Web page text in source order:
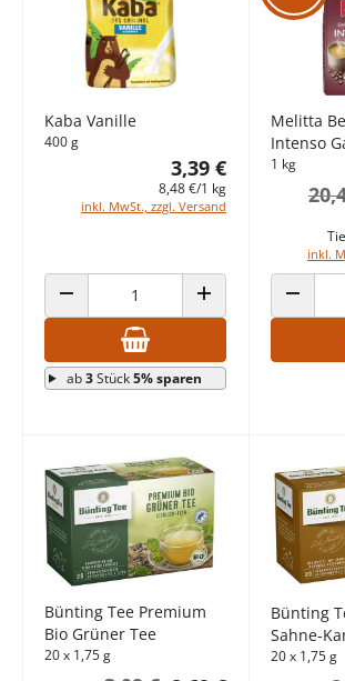
Kaba Vanille
400 g
3,39 €
8,48 €/1 kg
inkl. MwSt., zzgl. Versand
ANZAHL VERRINGERN ANZAHL ERHÖHEN
ab3Stück5% sparen
Melitta
Intenso
1 kg
inkl.
ANZAHL
Bünting Tee Premium
Bio Grüner Tee
20 x 1,75 g
Bünting
Sahne-
20 x 1,75 g